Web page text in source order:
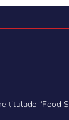
titulado